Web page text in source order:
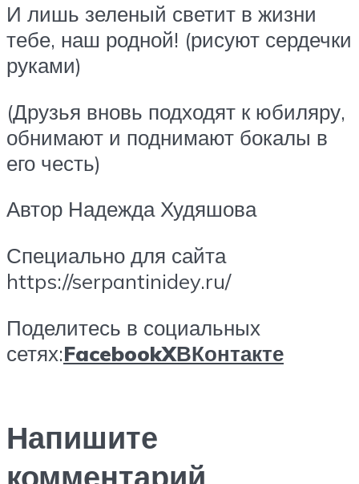
И лишь зеленый светит в жизни
тебе, наш родной! (рисуют сердечки
руками)
(Друзья вновь подходят к юбиляру,
обнимают и поднимают бокалы в
его честь)
Автор Надежда Худяшова
Специально для сайта
https://serpantinidey.ru/
Поделитесь в социальных
сетях:FacebookXВКонтакте
Напишите